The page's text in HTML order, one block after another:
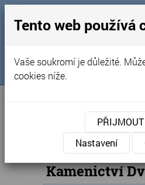
Obchodní
Naše
Sledujte
Kamenictví
Tento web používá
Vaše soukromí je důležité.
cookies níže.
Nastavení